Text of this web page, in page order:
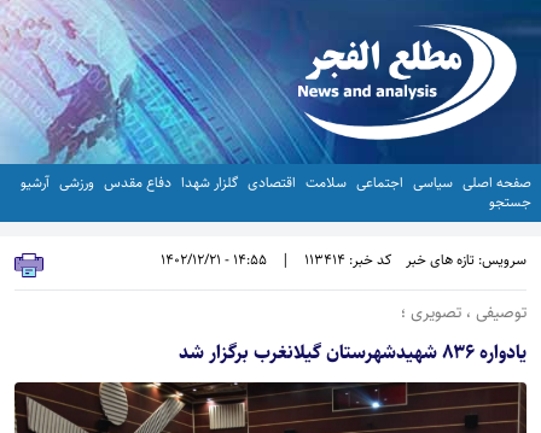
صفحه اصلی سیاسی اجتماعی سلامت اقتصادی گلزار شهدا دفاع مقدس ورزشی آرشیو
جستجو
سرویس: تازه های خبر کد خبر: 113414 |
14:55 - 1402/12/21
توصیفی ، تصویری ؛
یادواره ۸۳۶ شهیدشهرستان گیلانغرب برگزار شد